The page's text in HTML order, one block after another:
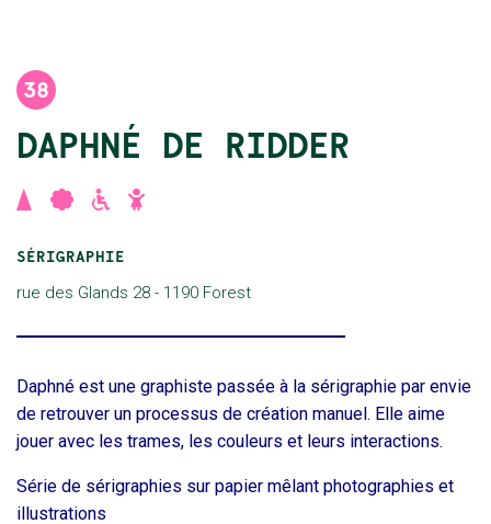
38
DAPHNÉ DE RIDDER
SÉRIGRAPHIE
rue des Glands 28
Daphné est une graphiste passée à la sérigraphie par envie
de retrouver un processus de création manuel. Elle aime
jouer avec les trames, les couleurs et leurs interactions.
Série de sérigraphies sur papier mêlant photographies et
illustrations